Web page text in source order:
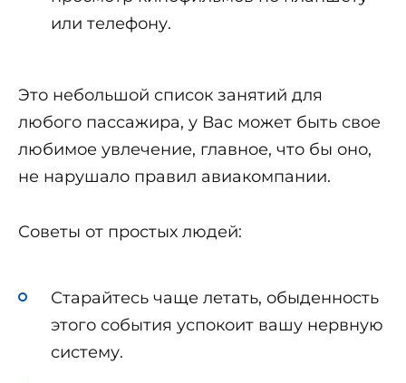
или телефону.
Это небольшой список занятий для
любого пассажира, у Вас может быть свое
любимое увлечение, главное, что бы оно,
не нарушало правил авиакомпании.
Советы от простых людей:
Старайтесь чаще летать, обыденность
этого события успокоит вашу нервную
систему.